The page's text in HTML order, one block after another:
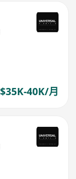
$35K-40K/月